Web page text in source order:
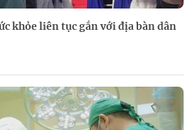
khỏe liên tục gắn với địa bàn dân